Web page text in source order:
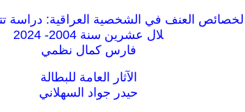
لخصائص العنف في الشخصية العراقية: دراسة
لال عشرين سنة 2004- 2024
فارس كمال نظمي
الآثار العامة للبطالة
حيدر جواد السهلاني